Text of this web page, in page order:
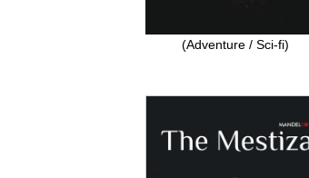
(Adventure / Sci-fi)